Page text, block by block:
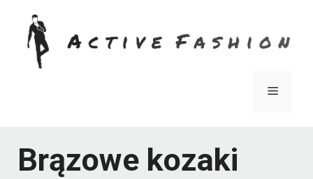
Przejdź
Menu
Brązowe kozaki